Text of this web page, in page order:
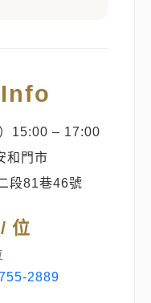
15:00 – 17:00
和門市
段81巷46號
位
2889